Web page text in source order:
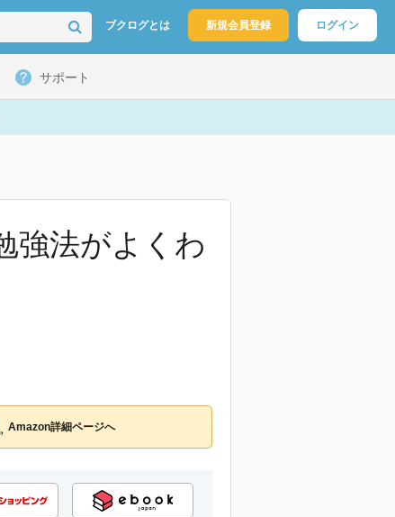
ブクログとは 新規会員登録 ログイン
サポート
強法がよくわ
Amazon詳細ページへ